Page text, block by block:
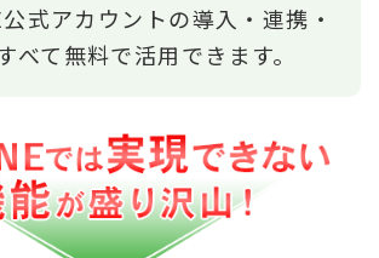
式アカウントの導入・連携・
べて無料で活用できます。